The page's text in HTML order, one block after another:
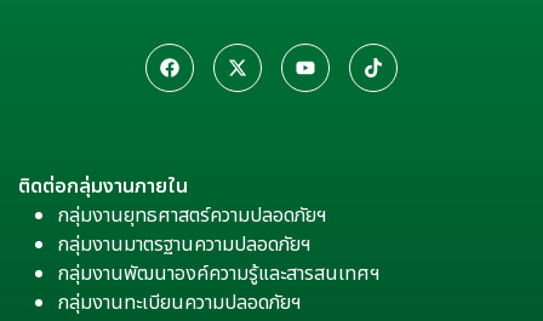
ติดต่อกลุ่มงานภายใน
กลุ่มงานยุทธศาสตร์ความปลอดภัยฯ
กลุ่มงานมาตรฐานความปลอดภัยฯ
กลุ่มงานพัฒนาองค์ความรู้และสารสนเทศฯ
กลุ่มงานทะเบียนความปลอดภัยฯ